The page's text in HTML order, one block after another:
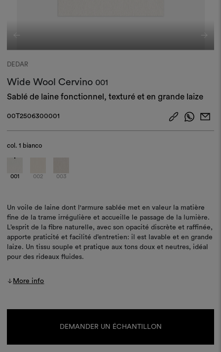
DEDAR
Wide Wool Cervino 001
Sablé de laine fonctionnel, texturé et en grande laize​
00T2506300001
col.1 bianco
001 002 003
Un voile de laine dont l'armure sablée met en valeur la matière
fine de la trame irrégulière et accueille le passage de la lumière.
L’esprit de la fibre naturelle, avec son opacité discrète et raffinée,
apporte praticité et facilité d’entretien: il est lavable et en grande
laize. Un tissu souple et pratique aux tons doux et neutres, idéal
pour des rideaux fluides.
More info
DEMANDER UN ÉCHANTILLON